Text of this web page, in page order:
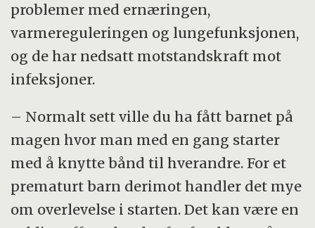
problemer med ernæringen,
varmereguleringen og lungefunksjonen,
og de har nedsatt motstandskraft mot
infeksjoner.
– Normalt sett ville du ha fått barnet på
magen hvor man med en gang starter
med å knytte bånd til hverandre. For et
prematurt barn derimot handler det mye
om overlevelse i starten. Det kan være en